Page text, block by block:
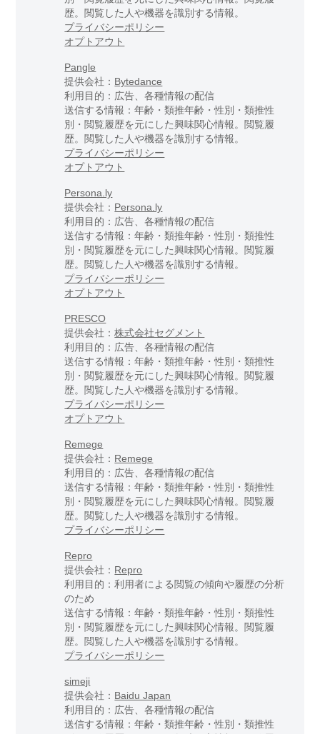
歴。閲覧した人や機器を識別する情報。
プライバシーポリシー
オプトアウト
Pangle
提供会社： Bytedance
利用目的：広告、各種情報の配信
送信する情報：年齢・類推年齢・性別・類推性
別・閲覧履歴を元にした興味関心情報。閲覧履
歴。閲覧した人や機器を識別する情報。
プライバシーポリシー
オプトアウト
Persona.ly
提供会社： Persona.ly
利用目的：広告、各種情報の配信
送信する情報：年齢・類推年齢・性別・類推性
別・閲覧履歴を元にした興味関心情報。閲覧履
歴。閲覧した人や機器を識別する情報。
プライバシーポリシー
オプトアウト
PRESCO
提供会社：株式会社セグメント
利用目的：広告、各種情報の配信
送信する情報：年齢・類推年齢・性別・類推性
別・閲覧履歴を元にした興味関心情報。閲覧履
歴。閲覧した人や機器を識別する情報。
プライバシーポリシー
オプトアウト
Remege
提供会社： Remege
利用目的：広告、各種情報の配信
送信する情報：年齢・類推年齢・性別・類推性
別・閲覧履歴を元にした興味関心情報。閲覧履
歴。閲覧した人や機器を識別する情報。
プライバシーポリシー
Repro
提供会社： Repro
利用目的：利用者による閲覧の傾向や履歴の分析
のため
送信する情報：年齢・類推年齢・性別・類推性
別・閲覧履歴を元にした興味関心情報。閲覧履
歴。閲覧した人や機器を識別する情報。
プライバシーポリシー
simeji
提供会社： Baidu Japan
利用目的：広告、各種情報の配信
送信する情報：年齢・類推年齢・性別・類推性